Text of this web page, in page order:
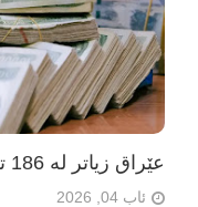
عێراق زیاتر لە 186 تریلیۆن دینار قەرزدارە
ئاب 04, 2026